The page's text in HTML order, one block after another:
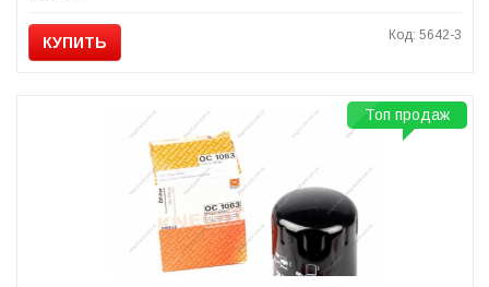
КУПИТЬ Код: 5642-3
Топ продаж